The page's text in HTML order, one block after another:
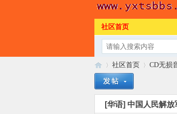
社区首页
»
社区首页
›
CD无损
[华语] 中国人民解